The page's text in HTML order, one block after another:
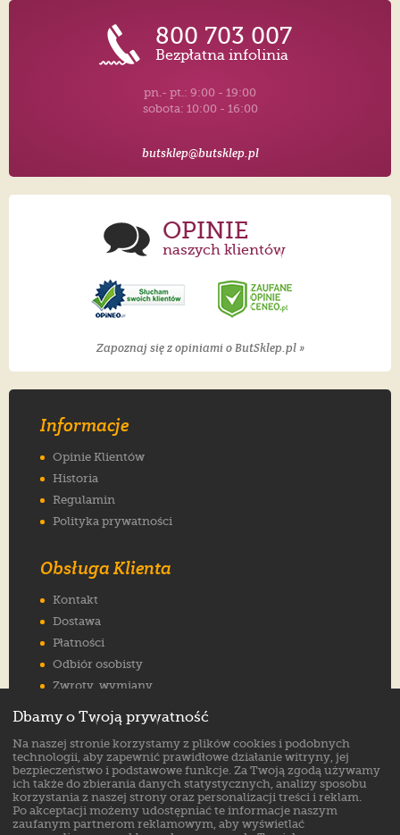
800 703 007
Bezpłatna infolinia
pn.- pt.: 9:00 - 19:00
sobota: 10:00 - 16:00
butsklep@butsklep.pl
OPINIE
naszych klientów
Zapoznaj się z opiniami o ButSklep.pl »
Informacje
Opinie Klientów
Historia
Regulamin
Polityka prywatności
Obsługa Klienta
Kontakt
Dostawa
Płatności
Odbiór osobisty
Zwroty, wymiany
Jak wybrać rozmiar
FAQ
Znajdź nas na:
Dbamy o Twoją prywatność
Na naszej stronie korzystamy z plików cookies i podobnych
technologii, aby zapewnić prawidłowe działanie witryny, jej
bezpieczeństwo i podstawowe funkcje. Za Twoją zgodą używamy
ich także do zbierania danych statystycznych, analizy sposobu
korzystania z naszej strony oraz personalizacji treści i reklam.
Po akceptacji możemy udostępniać te informacje naszym
zaufanym partnerom reklamowym, aby wyświetlać